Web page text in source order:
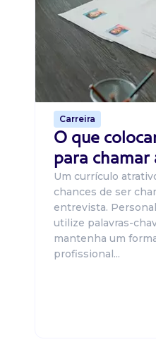
Carreira
O que
para chamar
Um currículo
chances de ser
entrevista.
utilize palavras-
mantenha um
profissional...